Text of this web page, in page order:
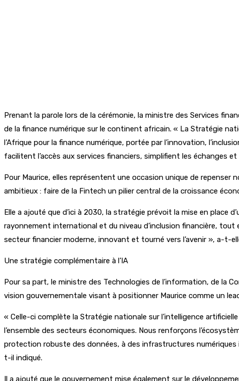
Prenant la parole lors de la cérémonie, la ministre des Services
de la finance numérique sur le continent africain. « La Stratégie
l’Afrique pour la finance numérique, portée par l’innovation,
facilitent l’accès aux services financiers, simplifient les échanges
Pour Maurice, elles représentent une occasion unique de
ambitieux : faire de la Fintech un pilier central de la croissance
Elle a ajouté que d’ici à 2030, la stratégie prévoit la mise en place
rayonnement international et du niveau d’inclusion financière,
secteur financier moderne, innovant et tourné vers l’avenir », a-t-
Une stratégie complémentaire à l’IA
Pour sa part, le ministre des Technologies de l’information, de la
vision gouvernementale visant à positionner Maurice comme un
« Celle-ci complète la Stratégie nationale sur l’intelligence
l’ensemble des secteurs économiques. Nous renforçons
protection robuste des données, à des infrastructures numériques
t-il indiqué.
Il a ajouté que le gouvernement mise également sur le